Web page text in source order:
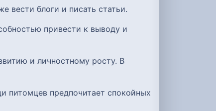
вести блоги и писать статьи.
привести к выводу и
и личностному росту. В
питомцев предпочитает спокойных